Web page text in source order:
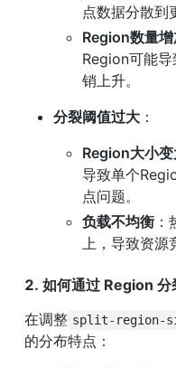
点数据分散到
Region数量增
Region可能
销上升。
分裂阈值过大 ：
Region大小
导致单个
点问题。
负载不均衡
上，导致资源
2. 如何通过 Region 分
在调整 split-region-
的分布特点：